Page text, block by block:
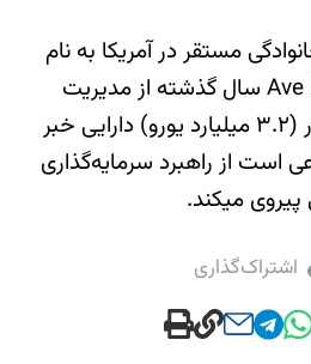
مستقر در آمریکا به نام
Ave Maria Mutual Funds سال گذشته از مدیریت
بیش از ۳.۸ میلیارد دلار (۳.۲ میلیارد یورو) دارایی خبر
است از راهبرد سرمایه‌گذاری
پیروی میکند.
اشتراک‌گذاری